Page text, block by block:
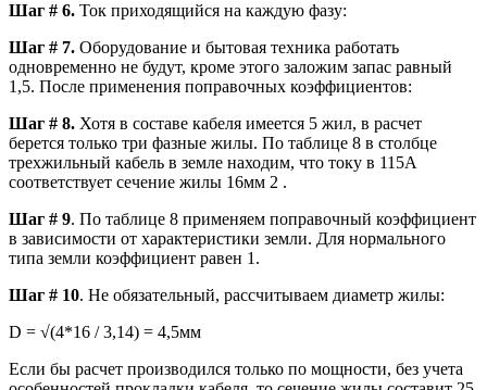
Шаг # 6. Ток приходящийся на каждую фазу:
Шаг # 7. Оборудование и бытовая техника работать
одновременно не будут, кроме этого заложим запас равный
1,5. После применения поправочных коэффициентов:
Шаг # 8. Хотя в составе кабеля имеется 5 жил, в расчет
берется только три фазные жилы. По таблице 8 в столбце
трехжильный кабель в земле находим, что току в 115А
соответствует сечение жилы 16мм 2 .
Шаг # 9. По таблице 8 применяем поправочный коэффициент
в зависимости от характеристики земли. Для нормального
типа земли коэффициент равен 1.
Шаг # 10. Не обязательный, рассчитываем диаметр жилы:
D = √(4*16 / 3,14) = 4,5мм
Если бы расчет производился только по мощности, без учета